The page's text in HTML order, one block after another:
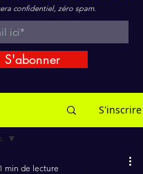
S'inscrire
1 min de lecture
confidentiel, zéro spam.
S'abonner